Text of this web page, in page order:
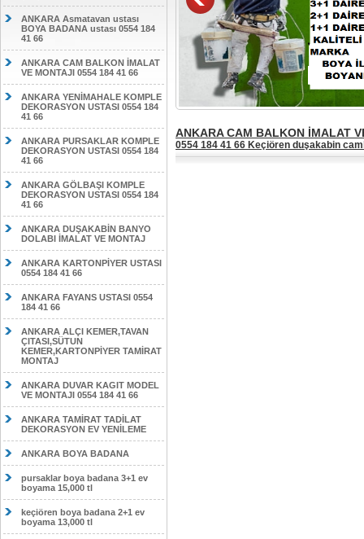
ANKARA Asmatavan ustası
BOYA BADANA ustası 0554 184
41 66
ANKARA CAM BALKON İMALAT
VE MONTAJI 0554 184 41 66
ANKARA YENİMAHALE KOMPLE
DEKORASYON USTASI 0554 184
41 66
ANKARA PURSAKLAR KOMPLE
DEKORASYON USTASI 0554 184
41 66
ANKARA GÖLBAŞI KOMPLE
DEKORASYON USTASI 0554 184
41 66
ANKARA DUŞAKABİN BANYO
DOLABI İMALAT VE MONTAJ
ANKARA KARTONPİYER USTASI
0554 184 41 66
ANKARA FAYANS USTASI 0554
184 41 66
ANKARA ALÇI KEMER,TAVAN
ÇITASI,SÜTUN
KEMER,KARTONPİYER TAMİRAT
MONTAJ
ANKARA DUVAR KAGIT MODEL
VE MONTAJI 0554 184 41 66
ANKARA TAMİRAT TADİLAT
DEKORASYON EV YENİLEME
ANKARA BOYA BADANA
pursaklar boya badana 3+1 ev
boyama 15,000 tl
keçiören boya badana 2+1 ev
boyama 13,000 tl
ANKARA CAM BALKON İMALAT
0554 184 41 66 Keçiören duşakabin